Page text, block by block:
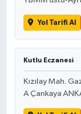
Yol Tarifi Al
Kutlu Eczanesi
Kızılay Mah.
A Çankaya